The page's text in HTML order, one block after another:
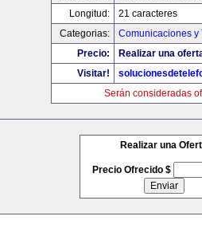
Longitud:
21 caracteres
Categorias:
Comunicaciones y
Precio:
Realizar una
Visitar!
Serán consideradas
Realizar una
Precio Ofrecido $